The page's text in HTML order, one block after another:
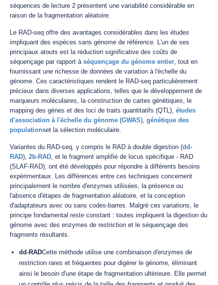
séquences de lecture 2 présentent une variabilité considérable en
raison de la fragmentation aléatoire.
Le RAD-seq offre des avantages considérables dans les études
impliquant des espèces sans génome de référence. L'un de ses
principaux atouts est la réduction significative des coûts de
séquençage par rapport à séquençage du génome entier, tout en
fournissant une richesse de données de variation à l'échelle du
génome. Ces caractéristiques rendent le RAD-seq particulièrement
précieux dans diverses applications, telles que le développement de
marqueurs moléculaires, la construction de cartes génétiques, le
mapping des gènes et des loci de traits quantitatifs (QTL), études
d'association à l'échelle du génome (GWAS), génétique des
populationset la sélection moléculaire.
Variantes du RAD-seq, y compris le RAD à double digestion (dd-
RAD), 2b-RAD, et le fragment amplifié de locus spécifique - RAD
(SLAF-RAD), ont été développés pour répondre à différents besoins
expérimentaux. Les différences entre ces techniques concernent
principalement le nombre d'enzymes utilisées, la présence ou
l'absence d'étapes de fragmentation aléatoire, et la conception
d'adaptateurs avec ou sans codes-barres. Malgré ces variations, le
principe fondamental reste constant : toutes impliquent la digestion du
génome avec des enzymes de restriction et le séquençage des
fragments résultants.
dd-RADCette méthode utilise une combinaison d'enzymes de
restriction rares et fréquentes pour digérer le génome, éliminant
ainsi le besoin d'une étape de fragmentation ultérieure. Elle permet